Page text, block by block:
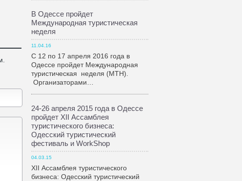
В Одессе пройдет
Международная туристическая
неделя
11.04.16
С 12 по 17 апреля 2016 года в
Одессе пройдет Международная
туристическая неделя (МТН).
Организаторами…
24-26 апреля 2015 года в Одессе
пройдет XII Ассамблея
туристического бизнеса:
Одесский туристический
фестиваль и WorkShop
04.03.15
XII Ассамблея туристического
бизнеса: Одесский туристический